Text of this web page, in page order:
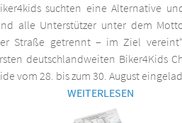
suchten eine Alternative
alle Unterstützer unter dem
Straße getrennt – im Ziel
deutschlandweiten Biker4Kids
vom 28. bis zum 30. August
WEITERLESEN